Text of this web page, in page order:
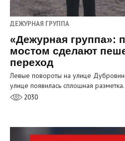
ДЕЖУРНАЯ ГРУППА
«Дежурная группа»:
мостом сделают
переход
Левые повороты на улице
улице появилась сплошная
2030